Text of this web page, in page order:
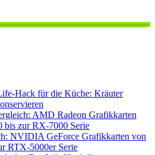
Hack für die Küche: Kräuter
AMD Radeon Grafikkarten
bis zur RX-7000 Serie
NVIDIA GeForce Grafikkarten von
RTX-5000er Serie